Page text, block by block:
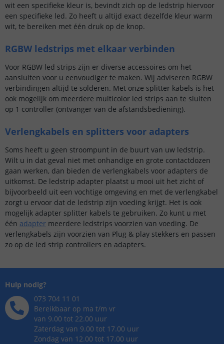
wit een specifieke kleur is, bevindt zich op de ledstrip hiervoor
een specifieke led. Zo heeft u altijd exact dezelfde kleur warm
wit, te bereiken met één druk op de knop.
RGBW ledstrips met elkaar verbinden
Voor RGBW led strips zijn er diverse accessoires om het
aansluiten voor u eenvoudiger te maken. Wij adviseren RGBW
verbindingen altijd te solderen. Met onze splitter kabels is het
ook mogelijk om meerdere multicolor led strips aan te sluiten
op 1 controller (ontvanger van de afstandsbediening).
Verlengkabels en splitters voor adapters
Soms heeft u geen stroompunt in de buurt van uw ledstrip.
Wilt u in dat geval niet met onhandige en grote contactdozen
gaan werken, dan bieden de verlengkabels voor adapters de
uitkomst. De ledstrip adapter plaatst u mooi uit het zicht of
bijvoorbeeld uit een vochtige omgeving en met de verlengkabel
zorgt u ervoor dat de ledstrip zijn voeding krijgt. Het is ook
mogelijk adapter splitter kabels te gebruiken. Zo kunt u met
één adapter meerdere ledstrips voorzien van voeding. De
verlengkabels zijn voorzien van Plug & play stekkers en passen
zo op de led strip controllers en adapters.
Hulp nodig?
073 704 11 01
Bereikbaar op ma t/m vr
van 9.00 tot 22.00 uur
Zaterdag van 9.00 tot 17.00 uur
Zondag van 12.00 tot 17.00 uur